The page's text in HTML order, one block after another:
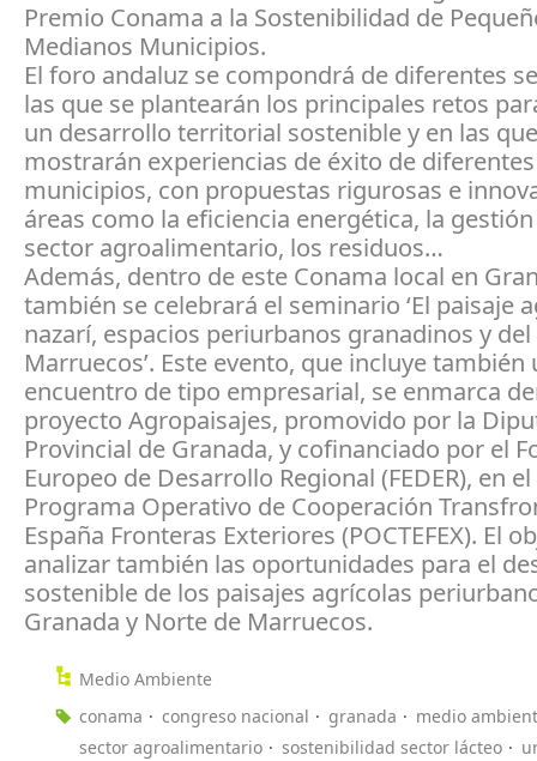
Premio Conama a la Sostenibilidad de
Medianos Municipios.
El foro andaluz se compondrá de diferentes
las que se plantearán los principales retos
un desarrollo territorial sostenible y en las
mostrarán experiencias de éxito de diferentes
municipios, con propuestas rigurosas e
áreas como la eficiencia energética, la
sector agroalimentario, los residuos…
Además, dentro de este Conama local en
también se celebrará el seminario ‘El paisaje
nazarí, espacios periurbanos granadinos y
Marruecos’. Este evento, que incluye también
encuentro de tipo empresarial, se enmarca
proyecto Agropaisajes, promovido por la
Provincial de Granada, y cofinanciado por el
Europeo de Desarrollo Regional (FEDER), en
Programa Operativo de Cooperación
España Fronteras Exteriores (POCTEFEX). El
analizar también las oportunidades para el
sostenible de los paisajes agrícolas
Granada y Norte de Marruecos.
Medio Ambiente
conama
congreso nacional granada
medio
sector agroalimentario
sostenibilidad sector lácteo